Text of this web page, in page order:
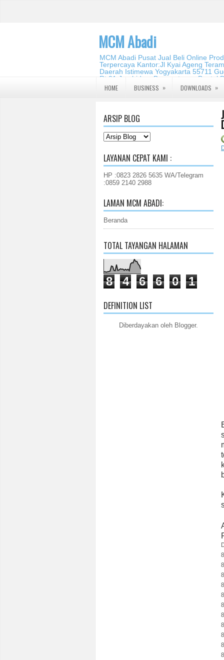
MCM Abadi
MCM Abadi Pusat Jual Beli Online
Terpercaya Kantor:Jl Kyai Ageng
Daerah Istimewa Yogyakarta 55711
Rt.01,Jambidan,
2140 2988
HOME BUSINESS » DOWNLOADS »
ARSIP BLOG
LAYANAN CEPAT KAMI :
HP :0823 2826 5635 WA/Telegram
:0859 2140 2988
LAMAN MCM ABADI:
Beranda
TOTAL TAYANGAN HALAMAN
8 4 6 6 0 1
DEFINITION LIST
Diberdayakan oleh Blogger.